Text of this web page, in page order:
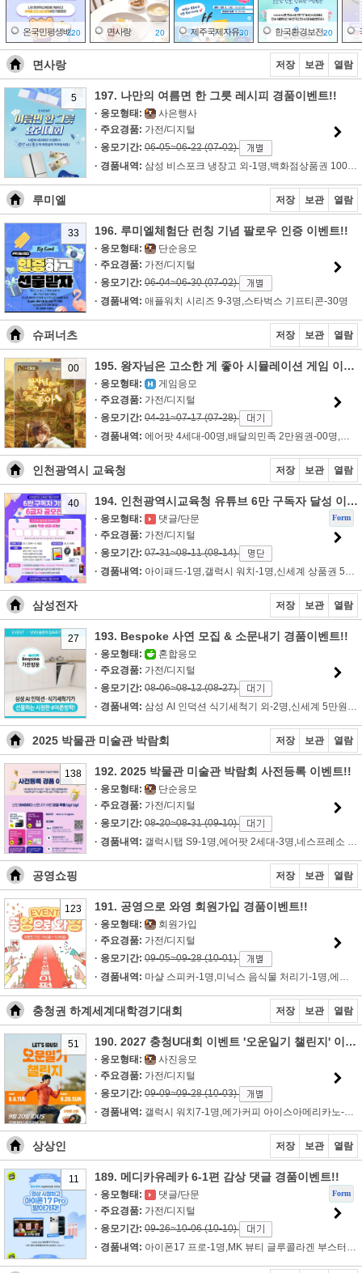
온국민평생배..220
동아제약
면사랑 20
피크 페인트 02
한국환경보전..20
제주국제자유..30
식품의약품안..140
면사랑 저장 보관 열람
5 197. 나만의 여름면 한 그릇 레시피 경품이벤트!!
· 응모형태:
사은행사
· 주요경품: 가전/디지털
· 응모기간: 06-05~06-22 (07-02)
· 경품내역: 삼성 비스포크 냉장고 외-1명,백화점상품권 100만원-1명,백화점..
루미엘 저장 보관 열람
33 196. 루미엘체험단 런칭 기념 팔로우 인증 이벤트!!
· 응모형태:
단순응모
· 주요경품: 가전/디지털
· 응모기간: 06-04~06-30 (07-02)
· 경품내역: 애플워치 시리즈 9-3명,스타벅스 기프티콘-30명
슈퍼너츠 저장 보관 열람
00 195. 왕자님은 고소한 게 좋아 시뮬레이션 게임 이벤트!!
· 응모형태:
게임응모
· 주요경품: 가전/디지털
· 응모기간: 04-21~07-17 (07-28)
· 경품내역: 에어팟 4세대-00명,배달의민족 2만원권-00명,슈퍼너츠 피넛버터-0..
인천광역시 교육청 저장 보관 열람
40 194. 인천광역시교육청 유튜브 6만 구독자 달성 이벤트!!
· 응모형태:
댓글/단문
· 주요경품: 가전/디지털
· 응모기간: 07-31~08-11 (08-14)
· 경품내역: 아이패드-1명,갤럭시 워치-1명,신세계 상품권 5만원-3명,정관장 ..
Form
삼성전자 저장 보관 열람
27 193. Bespoke 사연 모집 & 소문내기 경품이벤트!!
· 응모형태:
혼합응모
· 주요경품: 가전/디지털
· 응모기간: 08-06~08-12 (08-27)
· 경품내역: 삼성 AI 인덕션 식기세척기 외-2명,신세계 5만원권-5명,스타벅스 ..
2025 박물관 미술관 박람회 저장 보관 열람
138 192. 2025 박물관 미술관 박람회 사전등록 이벤트!!
· 응모형태:
단순응모
· 주요경품: 가전/디지털
· 응모기간: 08-20~08-31 (09-10)
· 경품내역: 갤럭시탭 S9-1명,에어팟 2세대-3명,네스프레소 커피머신-4명,신세..
공영쇼핑 저장 보관 열람
123 191. 공영으로 와영 회원가입 경품이벤트!!
· 응모형태:
회원가입
· 주요경품: 가전/디지털
· 응모기간: 09-05~09-28 (10-01)
· 경품내역: 마샬 스피커-1명,미닉스 음식물 처리기-1명,에어팟 4세대-1명,치..
충청권 하계세계대학경기대회 저장 보관 열람
51 190. 2027 충청U대회 이벤트 '오운일기 챌린지' 이벤트!!
· 응모형태:
사진응모
· 주요경품: 가전/디지털
· 응모기간: 09-09~09-28 (10-03)
· 경품내역: 갤럭시 워치7-1명,메가커피 아이스아메리카노-50먕
상상인 저장 보관 열람
11 189. 메디카유레카 6-1편 감상 댓글 경품이벤트!!
· 응모형태:
댓글/단문
· 주요경품: 가전/디지털
· 응모기간: 09-26~10-06 (10-10)
· 경품내역: 아이폰17 프로-1명,MK 뷰티 글루콜라겐 부스터샷-10명
Form